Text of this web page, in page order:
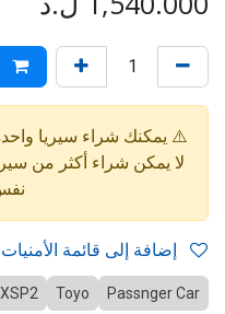
⚠️ يمكنك شراء سيريا واحدة فقط (4
لا يمكن شراء أكثر من
Passnger Car
Toyo